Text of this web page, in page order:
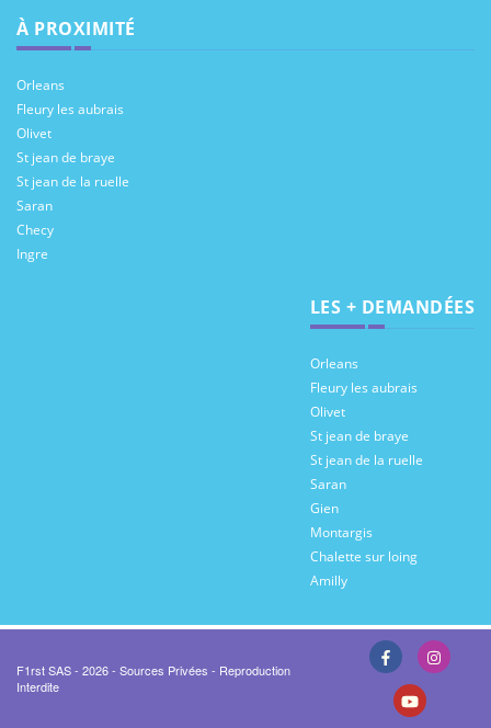
À PROXIMITÉ
Orleans
Fleury les aubrais
Olivet
St jean de braye
St jean de la ruelle
Saran
Checy
Ingre
LES + DEMANDÉES
Orleans
Fleury les aubrais
Olivet
St jean de braye
St jean de la ruelle
Saran
Gien
Montargis
Chalette sur loing
Amilly
F1rst SAS - 2026 - Sources Privées - Reproduction
Interdite